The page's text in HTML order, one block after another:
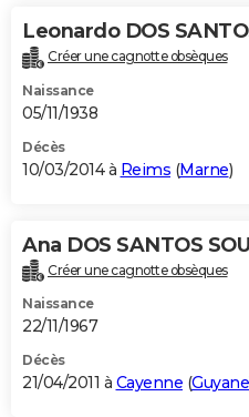
Leonardo DOS
Créer une cagnotte obsèques
Naissance
05/11/1938
Décès
10/03/2014 à Reims (Marne)
Ana DOS SANTOS
Créer une cagnotte obsèques
Naissance
22/11/1967
Décès
21/04/2011 à Cayenne (Guyane